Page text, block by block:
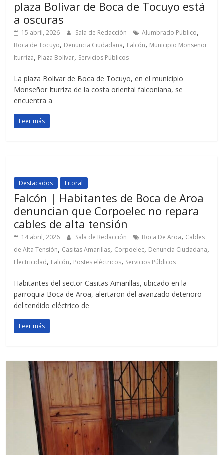
plaza Bolívar de Boca de Tocuyo está
a oscuras
15 abril, 2026 Sala de Redacción Alumbrado Público,
Boca de Tocuyo, Denuncia Ciudadana, Falcón, Municipio Monseñor
Iturriza, Plaza Bolívar, Servicios Públicos
La plaza Bolívar de Boca de Tocuyo, en el municipio
Monseñor Iturriza de la costa oriental falconiana, se
encuentra a
Leer más
Destacados Litoral
Falcón | Habitantes de Boca de Aroa
denuncian que Corpoelec no repara
cables de alta tensión
14 abril, 2026 Sala de Redacción Boca De Aroa, Cables
de Alta Tensión, Casitas Amarillas, Corpoelec, Denuncia Ciudadana,
Electricidad, Falcón, Postes eléctricos, Servicios Públicos
Habitantes del sector Casitas Amarillas, ubicado en la
parroquia Boca de Aroa, alertaron del avanzado deterioro
del tendido eléctrico de
Leer más